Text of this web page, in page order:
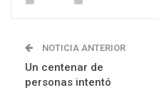
NOTICIA ANTERIOR
Un centenar de
personas intentó